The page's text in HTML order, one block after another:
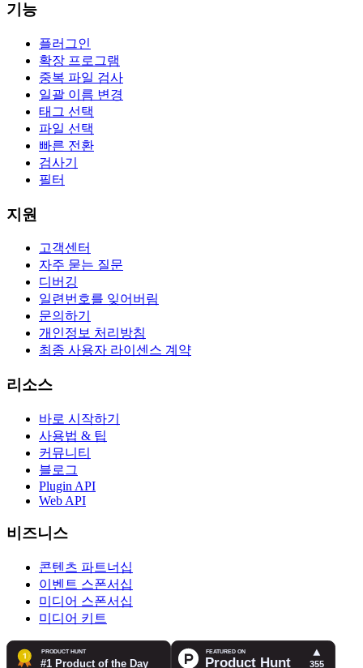
기능
플러그인
확장 프로그램
중복 파일 검사
일괄 이름 변경
태그 선택
파일 선택
빠른 전환
검사기
필터
지원
고객센터
자주 묻는 질문
디버깅
일련번호를 잊어버림
문의하기
개인정보 처리방침
최종 사용자 라이센스 계약
리소스
바로 시작하기
사용법 & 팁
커뮤니티
블로그
Plugin API
Web API
비즈니스
콘텐츠 파트너십
이벤트 스폰서십
미디어 스폰서십
미디어 키트